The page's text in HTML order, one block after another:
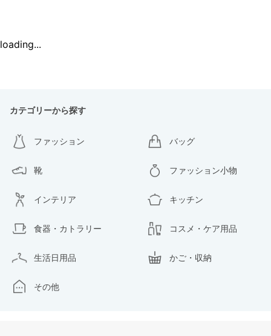
loading...
カテゴリーから探す
ファッション バッグ
靴 ファッション小物
インテリア キッチン
食器・カトラリー コスメ・ケア用品
生活日用品 かご・収納
その他